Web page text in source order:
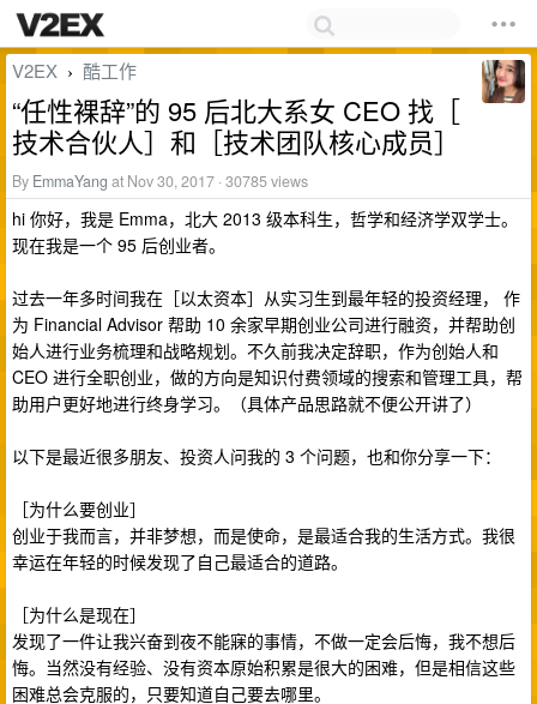
V2EX › 酷工作
“任性裸辞”的 95 后北大系女 CEO 找［
技术合伙人］和［技术团队核心成员］
By EmmaYang at Nov 30, 2017 · 30785 views
hi 你好，我是 Emma，北大 2013 级本科生，哲学和经济学双学士。
现在我是一个 95 后创业者。
过去一年多时间我在［以太资本］从实习生到最年轻的投资经理， 作
为 Financial Advisor 帮助 10 余家早期创业公司进行融资，并帮助创
始人进行业务梳理和战略规划。不久前我决定辞职，作为创始人和
CEO 进行全职创业，做的方向是知识付费领域的搜索和管理工具，帮
助用户更好地进行终身学习。（具体产品思路就不便公开讲了）
以下是最近很多朋友、投资人问我的 3 个问题，也和你分享一下：
［为什么要创业］
创业于我而言，并非梦想，而是使命，是最适合我的生活方式。我很
幸运在年轻的时候发现了自己最适合的道路。
［为什么是现在］
发现了一件让我兴奋到夜不能寐的事情，不做一定会后悔，我不想后
悔。当然没有经验、没有资本原始积累是很大的困难，但是相信这些
困难总会克服的，只要知道自己要去哪里。